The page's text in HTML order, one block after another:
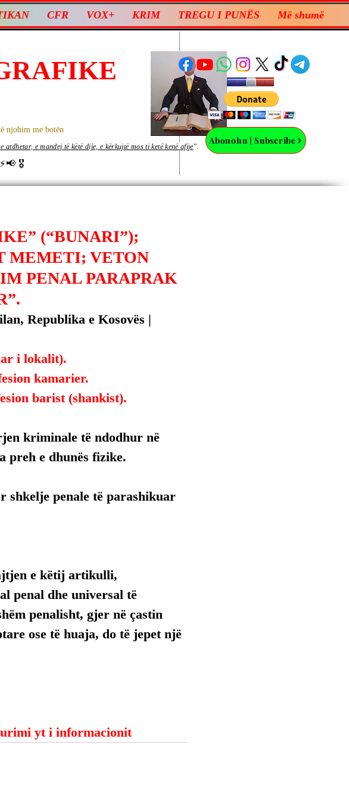
CFR VOX+ KRIM TREGU I PUNËS Më shumë
njohim me botën
🎖
Abonohu | Subscribe
e mandej të këtë dije, e kërkujtë mos ti ketë kenë afije”.
(“BUNARI”);
MEMETI; VETON
PENAL PARAPRAK
Republika e Kosovës |
i lokalit).
kamarier.
barist (shankist).
kriminale të ndodhur në
preh e dhunës fizike.
shkelje penale të parashikuar
e këtij artikulli,
penal dhe universal të
penalisht, gjer në çastin
ose të huaja, do të jepet një
yt i informacionit